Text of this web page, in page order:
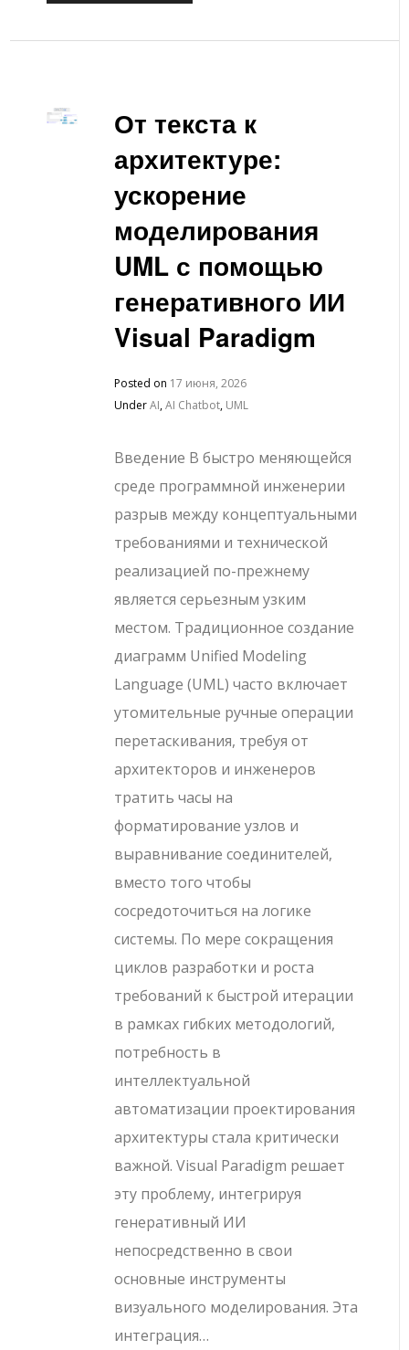
От текста к
архитектуре:
ускорение
моделирования
UML с помощью
генеративного ИИ
Visual Paradigm
Posted on 17 июня, 2026
UnderAI,AI Chatbot, UML
Введение В быстро меняющейся
среде программной инженерии
разрыв между концептуальными
требованиями и технической
реализацией по-прежнему
является серьезным узким
местом. Традиционное создание
диаграмм Unified Modeling
Language (UML) часто включает
утомительные ручные операции
перетаскивания, требуя от
архитекторов и инженеров
тратить часы на
форматирование узлов и
выравнивание соединителей,
вместо того чтобы
сосредоточиться на логике
системы. По мере сокращения
циклов разработки и роста
требований к быстрой итерации
в рамках гибких методологий,
потребность в
интеллектуальной
автоматизации проектирования
архитектуры стала критически
важной. Visual Paradigm решает
эту проблему, интегрируя
генеративный ИИ
непосредственно в свои
основные инструменты
визуального моделирования. Эта
интеграция…